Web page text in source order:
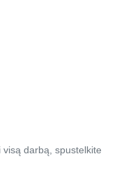
darbą, spustelkite